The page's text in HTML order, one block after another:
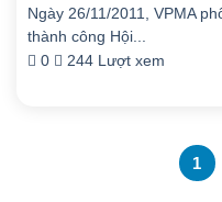
Ngày 26/11/2011, VPMA
thành công Hội...
0
244 Lượt xem
1